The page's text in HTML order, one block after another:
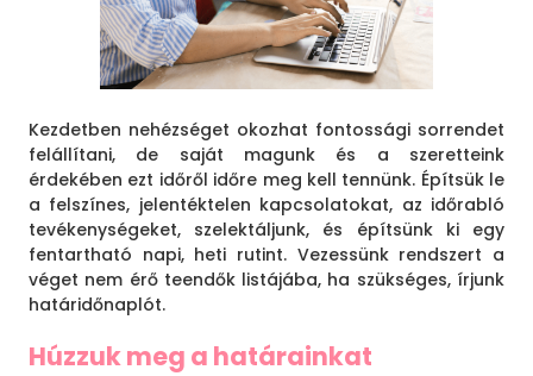
Kezdetben nehézséget okozhat fontossági sorrendet
felállítani, de saját magunk és a szeretteink
érdekében ezt időről időre meg kell tennünk. Építsük le
a felszínes, jelentéktelen kapcsolatokat, az időrabló
tevékenységeket, szelektáljunk, és építsünk ki egy
fentartható napi, heti rutint. Vezessünk rendszert a
véget nem érő teendők listájába, ha szükséges, írjunk
határidőnaplót.
Húzzuk meg a határainkat